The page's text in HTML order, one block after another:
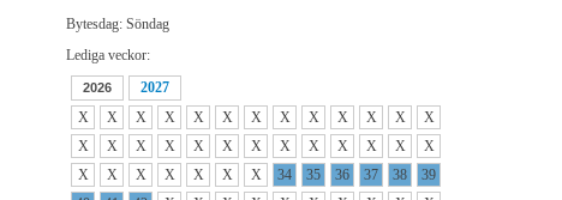
Bytesdag: Söndag
Lediga veckor:
2026
2027
X
X X X X X X X X X X X
X
X
X X X X X X X X X X X
X
X
X X X X X X 34 35 36 37 38
39